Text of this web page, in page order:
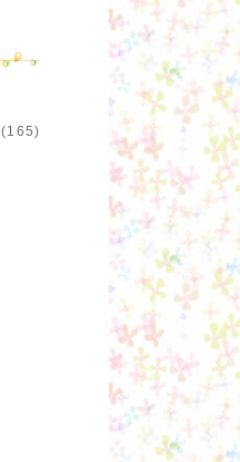
(165)